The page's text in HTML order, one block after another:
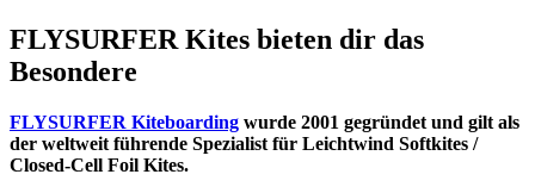
FLYSURFER Kites bieten dir das
Besondere
FLYSURFER Kiteboarding wurde 2001 gegründet und gilt als
der weltweit führende Spezialist für Leichtwind Softkites /
Closed-Cell Foil Kites.